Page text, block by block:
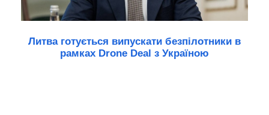
Литва готується випускати безпілотники в
рамках Drone Deal з Україною